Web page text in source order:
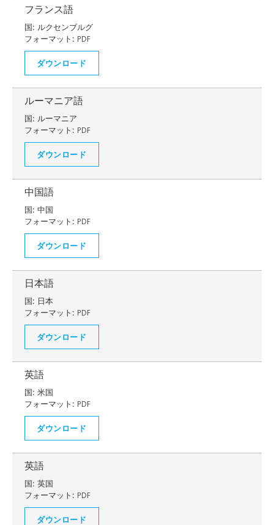
フランス語
国: ルクセンブルグ
フォーマット: PDF
ダウンロード
ルーマニア語
国: ルーマニア
フォーマット: PDF
ダウンロード
中国語
国: 中国
フォーマット: PDF
ダウンロード
日本語
国: 日本
フォーマット: PDF
ダウンロード
英語
国: 米国
フォーマット: PDF
ダウンロード
英語
国: 英国
フォーマット: PDF
ダウンロード